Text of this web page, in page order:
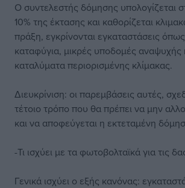
Ο συντελεστής δόμησης υπολογίζεται
10% της έκτασης και καθορίζεται
πράξη, εγκρίνονται εγκαταστάσεις
καταφύγια, μικρές υποδομές αναψυχής
καταλύματα περιορισμένης κλίμακας.
Διευκρίνιση: οι παρεμβάσεις αυτές,
τέτοιο τρόπο που θα πρέπει να μην
και να αποφεύγεται η εκτεταμένη
-Τι ισχύει με τα φωτοβολταϊκά για τις
Γενικά ισχύει ο εξής κανόνας: